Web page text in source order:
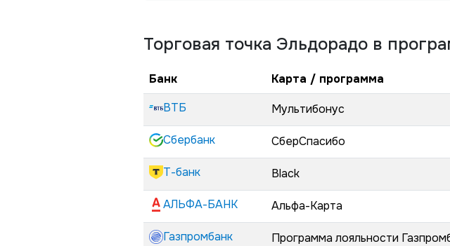
Торговая точка Эльдорадо в
Банк Карта / программа
ВТБ
Мультибонус
Сбербанк СберСпасибо
Т-банк Black
АЛЬФА-БАНК Альфа-Карта
Газпромбанк Программа лояльности